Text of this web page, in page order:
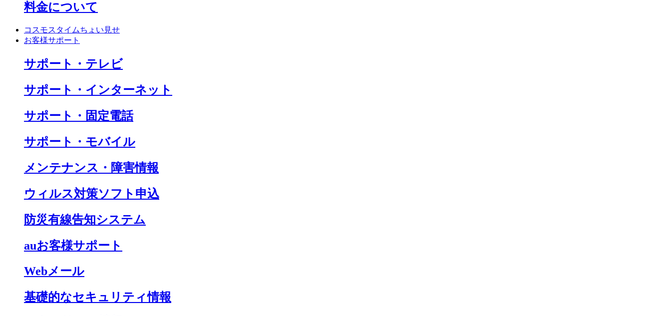
料金について
コスモスタイムちょい見せ
お客様サポート
サポート・テレビ
サポート・インターネット
サポート・固定電話
サポート・モバイル
メンテナンス・障害情報
ウィルス対策ソフト申込
防災有線告知システム
auお客様サポート
Webメール
基礎的なセキュリティ情報